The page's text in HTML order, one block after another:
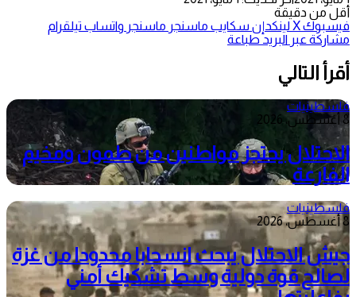
أقل من دقيقة
فيسبوك‫Xلينكدإن سكايب ماسنجر ماسنجر واتساب تيلقرام
مشاركة عبر البريد طباعة
أقرأ التالي
فلسطينيات
8 أغسطس، 2026
الاحتلال يحتجز مواطنين من طمون ومخيم
الفارعة
فلسطينيات
8 أغسطس، 2026
جيش الاحتلال يبحث انسحابا محدودا من غزة
لصالح قوة دولية وسط تشكيك أمني